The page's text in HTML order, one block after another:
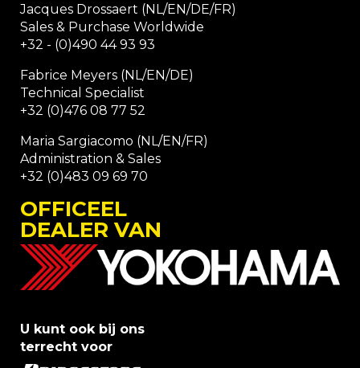
Jacques Drossaert (NL/EN/DE/FR)
Sales & Purchase Worldwide
+32 - (0)490 44 93 93
Fabrice Meyers (NL/EN/DE)
Technical Specialist
+32 (0)476 08 77 52
Maria Sargiacomo (NL/EN/FR)
Administration & Sales
+32 (0)483 09 69 70
OFFICEEL
DEALER VAN
U kunt ook bij ons
terrecht voor